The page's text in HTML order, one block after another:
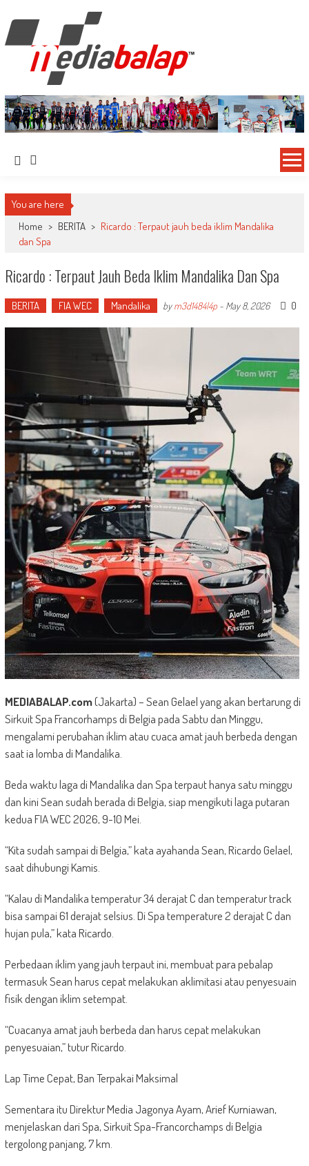
MediaBalap.com | Informasi Balap
Terupdate
Seputar MotoGP GP2 GP3 F2 F3 SERI ASIA LMP2 F1 dll
You are here
Home > BERITA > Ricardo : Terpaut jauh beda iklim Mandalika
dan Spa
Ricardo : Terpaut Jauh Beda Iklim Mandalika Dan Spa
BERITA FIA WEC Mandalika bym3d1484l4p- May 8, 2026 0
MEDIABALAP.com(Jakarta) – Sean Gelael yang akan bertarung di
Sirkuit Spa Francorhamps di Belgia pada Sabtu dan Minggu,
mengalami perubahan iklim atau cuaca amat jauh berbeda dengan
saat ia lomba di Mandalika.
Beda waktu laga di Mandalika dan Spa terpaut hanya satu minggu
dan kini Sean sudah berada di Belgia, siap mengikuti laga putaran
kedua FIA WEC 2026, 9-10 Mei.
“Kita sudah sampai di Belgia,” kata ayahanda Sean, Ricardo Gelael,
saat dihubungi Kamis.
“Kalau di Mandalika temperatur 34 derajat C dan temperatur track
bisa sampai 61 derajat selsius. Di Spa temperature 2 derajat C dan
hujan pula,” kata Ricardo.
Perbedaan iklim yang jauh terpaut ini, membuat para pebalap
termasuk Sean harus cepat melakukan aklimitasi atau penyesuain
fisik dengan iklim setempat.
“Cuacanya amat jauh berbeda dan harus cepat melakukan
penyesuaian,” tutur Ricardo.
Lap Time Cepat, Ban Terpakai Maksimal
Sementara itu Direktur Media Jagonya Ayam, Arief Kurniawan,
menjelaskan dari Spa, Sirkuit Spa-Francorchamps di Belgia
tergolong panjang, 7 km.